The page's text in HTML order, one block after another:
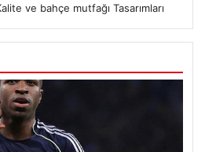
ve bahçe mutfağı Tasarımları